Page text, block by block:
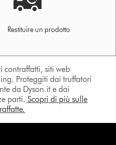
Restituire un prodotto
contraffatti, siti web
Proteggiti dai truffatori
da Dyson.it e dai
parti. Scopri di più sulle